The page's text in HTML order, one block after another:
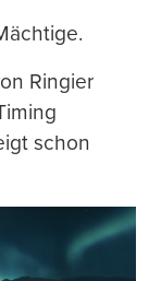
Ringier
schon